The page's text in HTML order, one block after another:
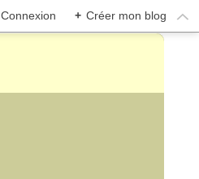
Connexion + Créer mon blog